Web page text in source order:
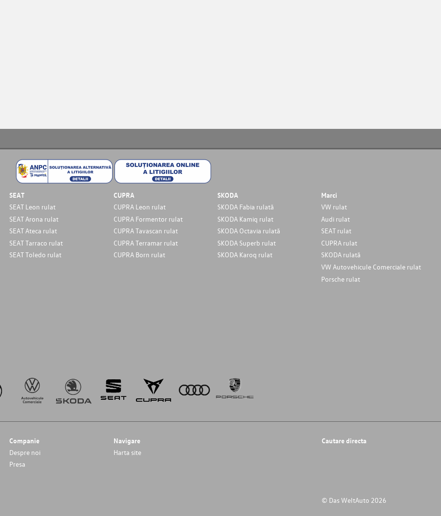
SEAT
SEAT Leon rulat
SEAT Arona rulat
SEAT Ateca rulat
SEAT Tarraco rulat
SEAT Toledo rulat
CUPRA
CUPRA Leon rulat
CUPRA Formentor rulat
CUPRA Tavascan rulat
CUPRA Terramar rulat
CUPRA Born rulat
SKODA
SKODA Fabia rulată
SKODA Kamiq rulat
SKODA Octavia rulată
SKODA Superb rulat
SKODA Karoq rulat
Marci
VW rulat
Audi rulat
SEAT rulat
CUPRA rulat
SKODA rulată
VW Autovehicule Comerciale rulat
Porsche rulat
Companie
Despre noi
Presa
Navigare
Harta site
Cautare directa
© Das WeltAuto 2026